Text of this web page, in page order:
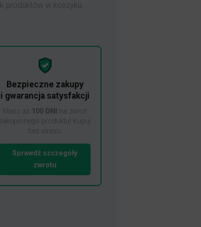
produktów w koszyku.
Bezpieczne zakupy
i gwarancja satysfakcji
Masz aż 100 DNI
na zwrot
zakupionego produktu! Kupuj
bez stresu.
Sprawdź szczegóły
zwrotu